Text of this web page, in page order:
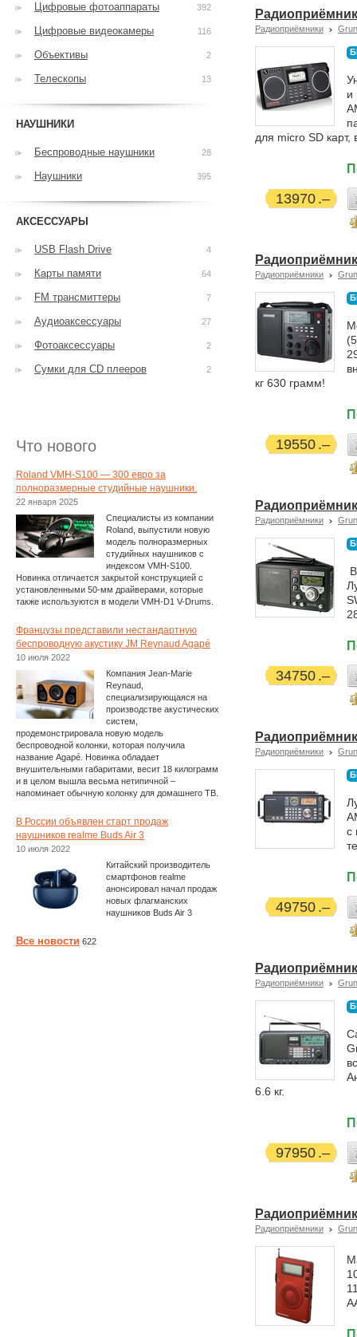
Радиоприёмники
и
для micro SD карт,
13970
Радиоприёмники
кг 630 грамм!
19550
Радиоприёмники
34750
Радиоприёмники
с
49750
Радиоприёмники
6.6 кг.
97950
Радиоприёмники
Цифровые фотоаппараты 392
Цифровые видеокамеры 116
Объективы 2
Телескопы 13
НАУШНИКИ
Беспроводные наушники 28
Наушники 395
АКСЕССУАРЫ
USB Flash Drive 4
Карты памяти 64
FM трансмиттеры 7
Аудиоаксессуары 27
Фотоаксессуары 2
Сумки для CD плееров 2
Что нового
Roland VMH-S100 — 300 евро за
полноразмерные студийные наушники.
22 января 2025
Специалисты из компании
Roland, выпустили новую
модель полноразмерных
студийных наушников с
индексом VMH-S100.
Новинка отличается закрытой конструкцией с
установленными 50-мм драйверами, которые
также используются в модели VMH-D1 V-Drums.
Французы представили нестандартную
беспроводную акустику JM Reynaud Agapé
10 июля 2022
Компания Jean-Marie
Reynaud,
специализирующаяся на
производстве акустических
систем,
продемонстрировала новую модель
беспроводной колонки, которая получила
название Agapé. Новинка обладает
внушительными габаритами, весит 18 килограмм
и в целом вышла весьма нетипичной –
напоминает обычную колонку для домашнего ТВ.
В России объявлен старт продаж
наушников realme Buds Air 3
10 июля 2022
Китайский производитель
смартфонов realme
анонсировал начал продаж
новых флагманских
наушников Buds Air 3
Все новости 622